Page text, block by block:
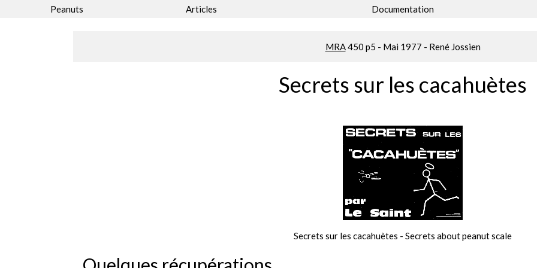
Peanuts Articles Documentation
MRA450 p5 - Mai 1977 - René Jossien
Secrets sur les cacahuètes
Secrets sur les cacahuètes - Secrets about peanut scale